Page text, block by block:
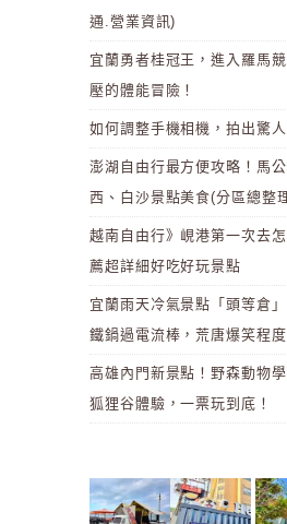
通.營業資訊)
宜蘭勇者桂冠王，進入羅馬
壓的體能冒險！
如何調整手機相機，拍出驚人
澎湖自由行最方便攻略！馬
西、白沙景點美食(分區總整
越南自由行》峴港第一次去
薦超詳細好吃好玩景點
宜蘭雨天冷氣景點「頭等倉
鐵鍋過電流棒，荒唐爆笑程度
高雄內門新景點！野森動物
狐狸谷體驗，一票玩到底！